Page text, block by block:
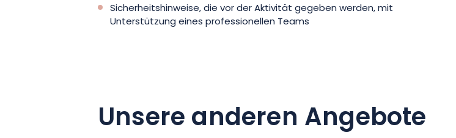
Sicherheitshinweise, die vor der Aktivität gegeben werden, mit
Unterstützung eines professionellen Teams
Unsere anderen Angebote